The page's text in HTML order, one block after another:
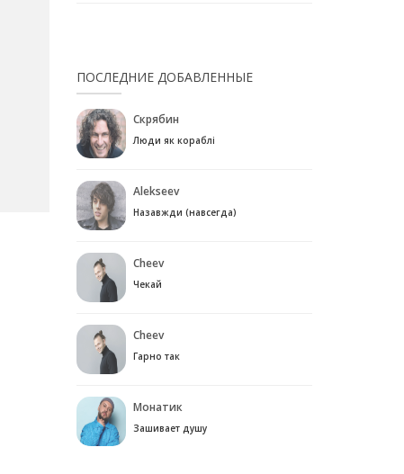
ПОСЛЕДНИЕ ДОБАВЛЕННЫЕ
Скрябин
Люди як кораблі
Alekseev
Назавжди (навсегда)
Cheev
Чекай
Cheev
Гарно так
Монатик
Зашивает душу